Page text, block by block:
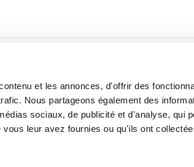
et les annonces, d'offrir des
Nous partageons également des
sociaux, de publicité et d'analyse, qui
leur avez fournies ou qu'ils ont
de la MGEN, Mutuelle Santé Prévoyance